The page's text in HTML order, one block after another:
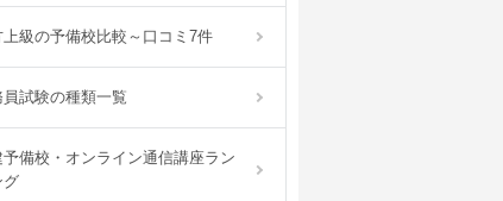
上級の予備校比較～口コミ7件
員試験の種類一覧
予備校・オンライン通信講座ラン
グ